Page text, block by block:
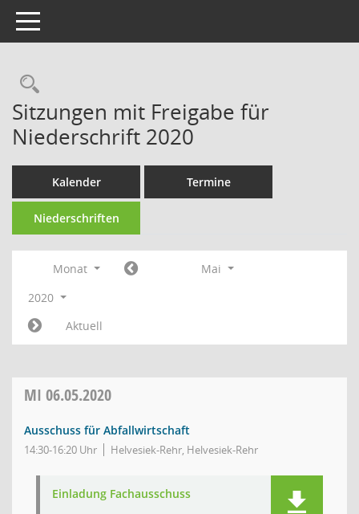
Toggle navigation
Rechercheauswahl
Sitzungen mit Freigabe für
Niederschrift 2020
Kalender Termine
Niederschriften
Monat
Mai
2020
Aktuell
MI 06.05.2020
Ausschuss für Abfallwirtschaft
14:30-16:20 Uhr Helvesiek-Rehr, Helvesiek-Rehr
Einladung Fachausschuss